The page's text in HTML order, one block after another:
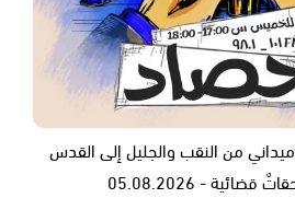
من النقب والجليل إلى القدس
- 05.08.2026